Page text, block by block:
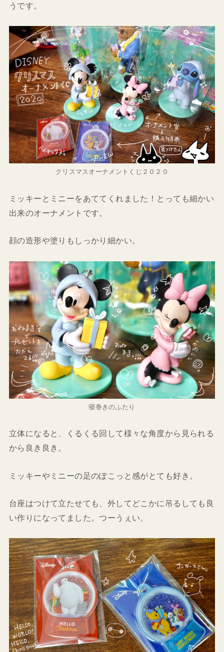
うです。
クリスマスオーナメントくじ２０２０
ミッキーとミニーをあててくれました！とっても細かい
出来のオーナメントです。
顔の造形や塗りもしっかり細かい。
寝巻きのふたり
立体になると、くるくる回して様々な角度から見られる
から良き良き。
ミッキーやミニーの足のぽこっと感がとても好き。
台座はつけて立たせても、外してどこかに吊るしても良
い作りになってました。つーうぇい。